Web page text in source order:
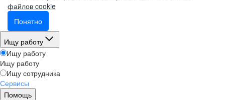
файлов cookie
Понятно
Ищу работу
Ищу работу
Ищу работу
Ищу сотрудника
Сервисы
Помощь